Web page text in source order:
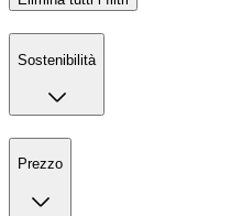
Sostenibilità
Prezzo